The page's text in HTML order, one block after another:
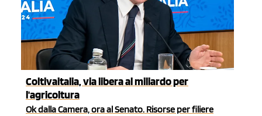
Coltivaitalia, via libera al miliardo per
l'agricoltura
Ok dalla Camera, ora al Senato. Risorse per filiere